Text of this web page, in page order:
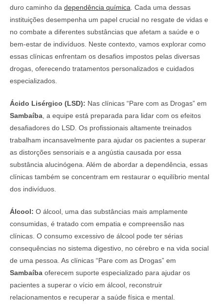
duro caminho da dependência química . Cada uma dessas
instituições desempenha um papel crucial no resgate de vidas e
no combate a diferentes substâncias que afetam a saúde e o
bem-estar de indivíduos. Neste contexto, vamos explorar como
essas clínicas enfrentam os desafios impostos pelas diversas
drogas, oferecendo tratamentos personalizados e cuidados
especializados.
Ácido Lisérgico (LSD): Nas clínicas “Pare com as Drogas” em
Sambaíba , a equipe está preparada para lidar com os efeitos
desafiadores do LSD. Os profissionais altamente treinados
trabalham incansavelmente para ajudar os pacientes a superar
as distorções sensoriais e a angústia causada por essa
substância alucinógena. Além de abordar a dependência, essas
clínicas também se concentram em restaurar o equilíbrio mental
dos indivíduos.
Álcool: O álcool, uma das substâncias mais amplamente
consumidas, é tratado com empatia e compreensão nas
clínicas. O consumo excessivo de álcool pode ter sérias
consequências no sistema digestivo, no cérebro e na vida social
de uma pessoa. As clínicas “Pare com as Drogas” em
Sambaíba oferecem suporte especializado para ajudar os
pacientes a superar o vício em álcool, reconstruir
relacionamentos e recuperar a saúde física e mental.